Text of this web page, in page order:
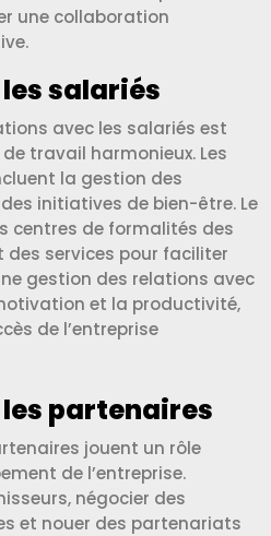
une collaboration
salariés
avec les salariés est
travail harmonieux. Les
la gestion des
initiatives de bien-être. Le
centres de formalités des
des services pour faciliter
gestion des relations avec
et la productivité,
de l’entreprise
partenaires
jouent un rôle
de l’entreprise.
négocier des
et nouer des partenariats